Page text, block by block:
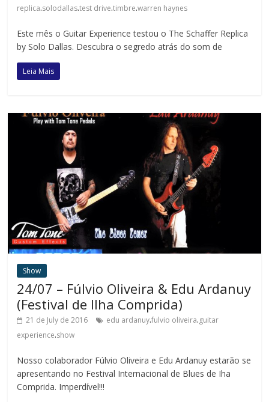
replica.solodallas.test drive.timbre.warren haynes
Este mês o Guitar Experience testou o The Schaffer Replica
by Solo Dallas. Descubra o segredo atrás do som de
Leia Mais
Show
24/07 – Fúlvio Oliveira & Edu Ardanuy
(Festival de Ilha Comprida)
21 de July de 2016 edu ardanuy.fulvio oliveira.guitar
experience.show
Nosso colaborador Fúlvio Oliveira e Edu Ardanuy estarão se
apresentando no Festival Internacional de Blues de Iha
Comprida. Imperdível!!!